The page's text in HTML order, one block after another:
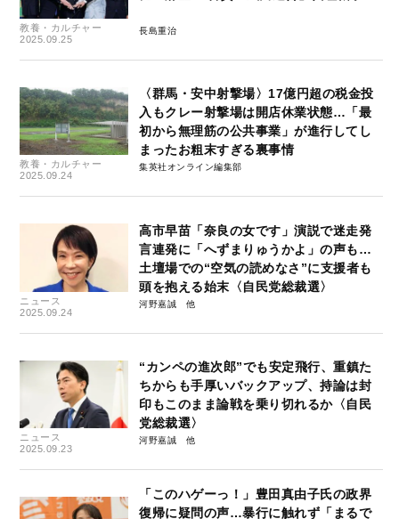
教養・カルチャー
2025.09.25
長島重治
教養・カルチャー
2025.09.24
〈群馬・安中射撃場〉17億円超の税金投
入もクレー射撃場は開店休業状態…「最
初から無理筋の公共事業」が進行してし
まったお粗末すぎる裏事情
集英社オンライン編集部
ニュース
2025.09.24
高市早苗「奈良の女です」演説で迷走発
言連発に「へずまりゅうかよ」の声も…
土壇場での“空気の読めなさ”に支援者も
頭を抱える始末〈自民党総裁選〉
河野嘉誠
ニュース
2025.09.23
“カンペの進次郎”でも安定飛行、重鎮た
ちからも手厚いバックアップ、持論は封
印もこのまま論戦を乗り切れるか〈自民
党総裁選〉
河野嘉誠
「このハゲーっ！」豊田真由子氏の政界
復帰に疑問の声…暴行に触れず「まるで